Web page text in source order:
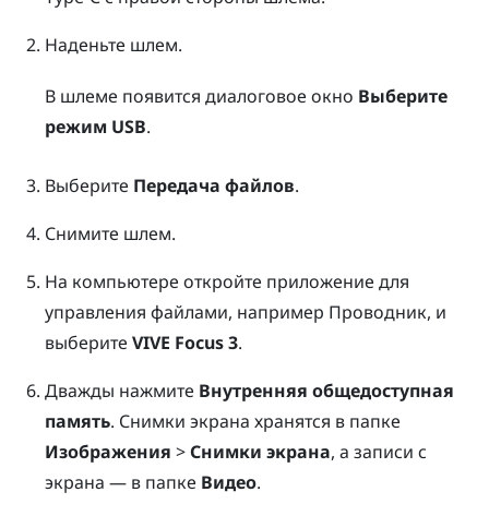
Наденьте шлем.
В шлеме появится диалоговое окно Выберите
режим USB.
Выберите Передача файлов.
Снимите шлем.
На компьютере откройте приложение для
управления файлами, например Проводник, и
выберите VIVE Focus 3.
Дважды нажмите Внутренняя общедоступная
память. Снимки экрана хранятся в папке
Изображения >Снимки экрана, а записи с
экрана — в папке Видео.